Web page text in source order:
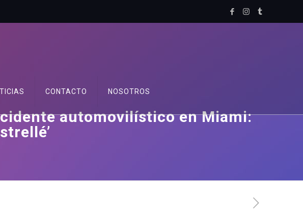
CONTACTO NOSOTROS
automovilístico en Miami: